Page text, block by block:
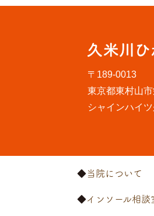
〒189-0013
東京都東村山
シャインハイ
当院について
インソール相談